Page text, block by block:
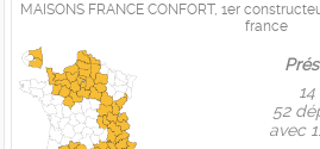
MAISONS FRANCE CONFORT, 1er
france
52
avec